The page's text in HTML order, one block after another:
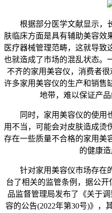
根据部分医学文献显示，
肤临床方面是具有辅助美容效
医疗器械管理范畴，这就导致
也就造成了市场的混乱状态。
不齐的家用美容仪，消费者很
许多家用美容仪的生产和销售
地带，难以保证产品
同时，家用美容仪的使用
用不当，可能会对皮肤造成烫
存在一些质量不合格的家用美
的健康造
针对家用美容仪市场存在
台了相关的监管条例，据公开
品监督管理局发布了《关于
容的公告(2022年第30号)》，